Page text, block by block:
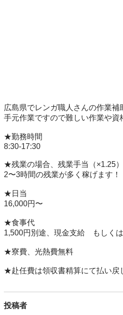
広島県でレンガ職人さんの作業補
手元作業ですので難しい作業や資
★勤務時間
8:30-17:30
★残業の場合、残業手当（×1.25）
2〜3時間の残業が多く稼げます！
★日当
16,000円〜
★食事代
1,500円別途、現金支給　もしく
★寮費、光熱費無料
★赴任費は領収書精算にて払い戻
投稿者